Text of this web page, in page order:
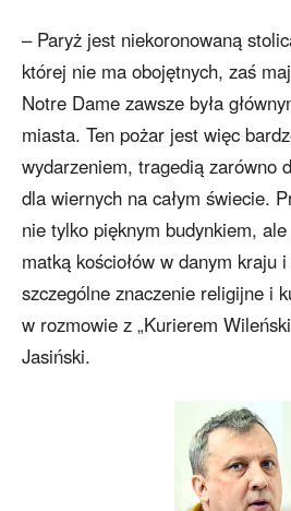
– Paryż jest niekoronowaną
której nie ma obojętnych, zaś
Notre Dame zawsze była
miasta. Ten pożar jest więc
wydarzeniem, tragedią zarówno
dla wiernych na całym świecie.
nie tylko pięknym budynkiem,
matką kościołów w danym kraju
szczególne znaczenie religijne i
w rozmowie z „Kurierem
Jasiński.